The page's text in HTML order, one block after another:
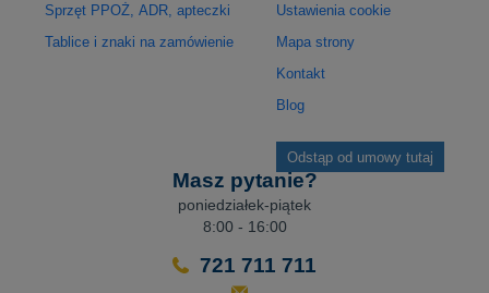
Sprzęt PPOŻ, ADR, apteczki
Tablice i znaki na zamówienie
Ustawienia cookie
Mapa strony
Kontakt
Blog
Odstąp od umowy tutaj
Masz pytanie?
poniedziałek-piątek
8:00 - 16:00
721 711 711